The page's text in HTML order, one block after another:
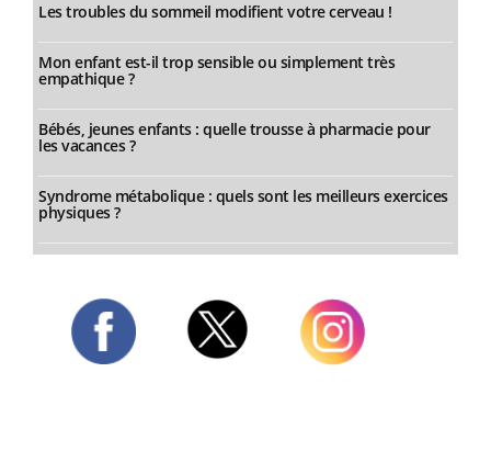
Les troubles du sommeil modifient votre cerveau !
Mon enfant est-il trop sensible ou simplement très
empathique ?
Bébés, jeunes enfants : quelle trousse à pharmacie pour
les vacances ?
Syndrome métabolique : quels sont les meilleurs exercices
physiques ?